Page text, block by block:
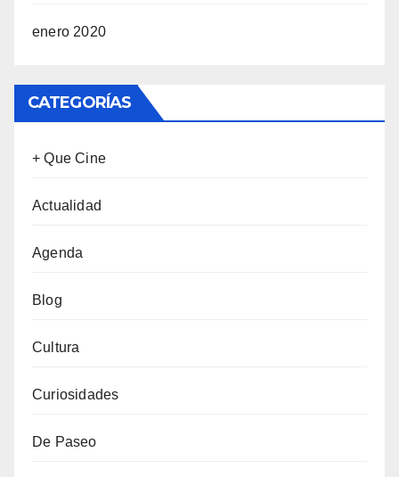
enero 2020
CATEGORÍAS
+ Que Cine
Actualidad
Agenda
Blog
Cultura
Curiosidades
De Paseo